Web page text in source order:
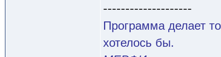
--------------------
Программа делает
хотелось бы.